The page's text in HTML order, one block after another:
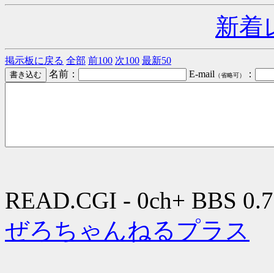
新着
掲示板に戻る 全部 前100 次100 最新50
名前：
E-mail （省略可） ：
READ.CGI - 0ch+ BBS
ぜろちゃんねるプラス